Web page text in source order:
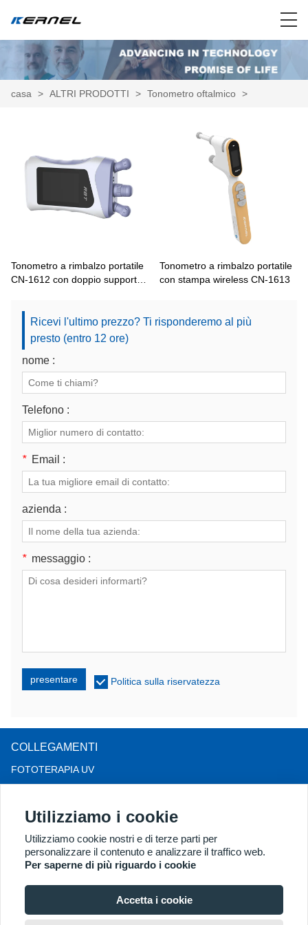
casa > ALTRI PRODOTTI > Tonometro oftalmico >
Tonometro a rimbalzo portatile
CN-1612 con doppio supporto
Tonometro a rimbalzo portatile
con stampa wireless CN-1613
Ricevi l'ultimo prezzo? Ti risponderemo al più
presto (entro 12 ore)
nome :
Telefono :
* Email :
azienda :
* messaggio :
presentare Politica sulla riservatezza
COLLEGAMENTI
FOTOTERAPIA UV
TERAPIA PER LA CADUTA DEI CAPELLI LLLT
COLPOSCOPIO
ALTRI PRODOTTI
Xuzhou, Xuzhou 221004, JS, Cina. Email: may@kernelmed.com
Utilizziamo i cookie
Utilizziamo cookie nostri e di terze parti per
personalizzare il contenuto e analizzare il traffico web.
Per saperne di più riguardo i cookie
Accetta i cookie